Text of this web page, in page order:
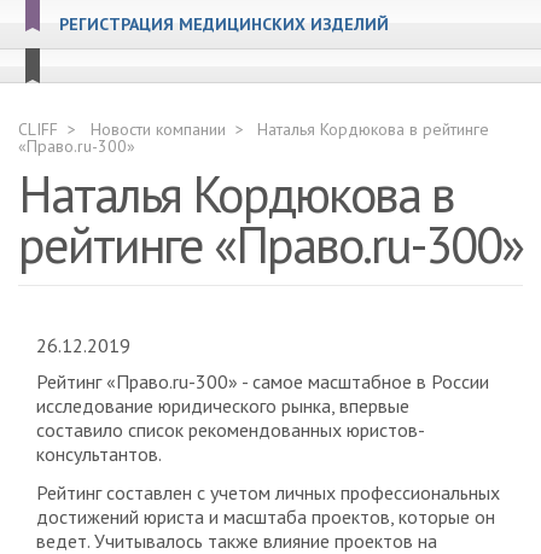
РЕГИСТРАЦИЯ МЕДИЦИНСКИХ ИЗДЕЛИЙ
CLIFF Новости компании Наталья Кордюкова в рейтинге
«Право.ru-300»
Наталья Кордюкова в
рейтинге «Право.ru-300»
26.12.2019
Рейтинг «Право.ru-300» - самое масштабное в России
исследование юридического рынка, впервые
составило список рекомендованных юристов-
консультантов.
Рейтинг составлен с учетом личных профессиональных
достижений юриста и масштаба проектов, которые он
ведет. Учитывалось также влияние проектов на